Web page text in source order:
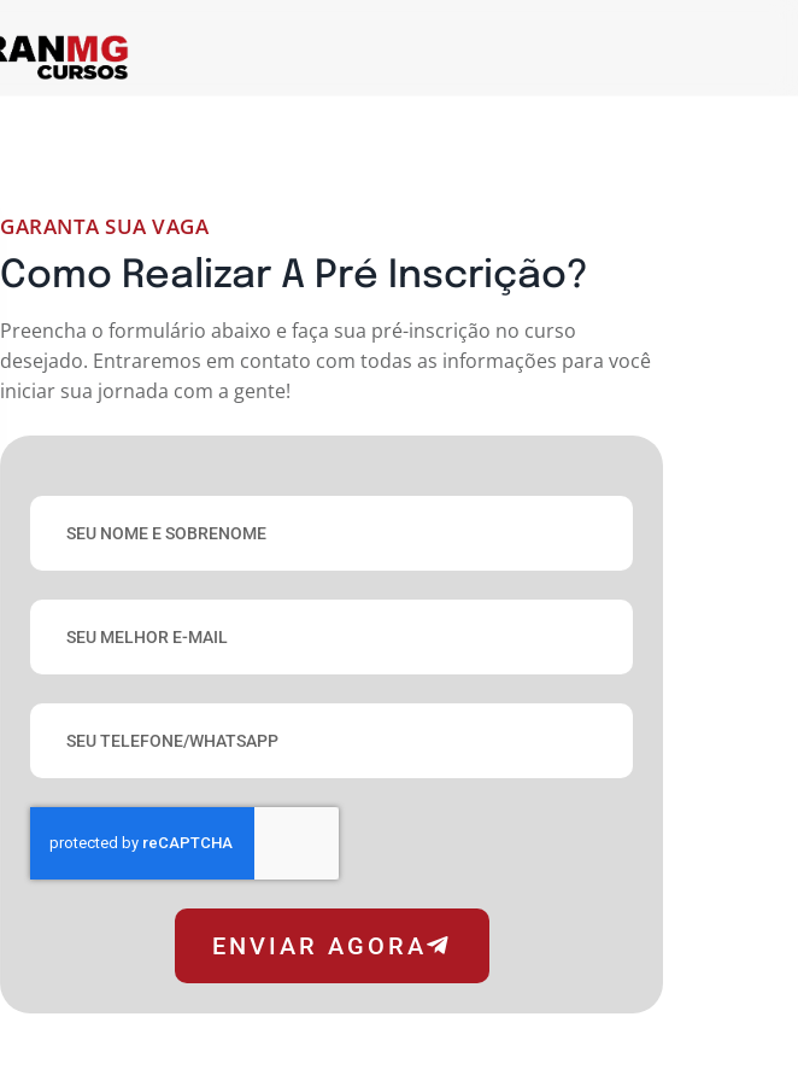
GARANTA SUA VAGA
Como Realizar A Pré Inscrição?
Preencha o formulário abaixo e faça sua pré-inscrição no curso
desejado. Entraremos em contato com todas as informações para você
iniciar sua jornada com a gente!
ENVIAR AGORA